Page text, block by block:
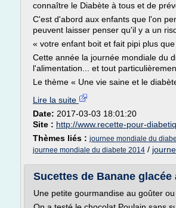
connaître le Diabète à tous et de
C'est d'abord aux enfants que l'on
peuvent laisser penser qu'il y a un
« votre enfant boit et fait pipi plus
Cette année la journée mondiale du
l'alimentation... et tout
Le thème « Une vie saine et le
Lire la suite
Date: 2017-03-03 18:01:20
Site : http://www.recette-pour-
Thèmes liés : journee mondiale du
journee mondiale du diabete 2014 /
Sucettes de Banane
Une petite gourmandise au goûter